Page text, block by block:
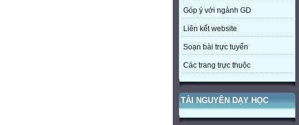
Góp ý với ngành GD
Liên kết website
Soạn bài trực tuyến
Các trang trực thuộc
TÀI NGUYÊN DẠY HỌC